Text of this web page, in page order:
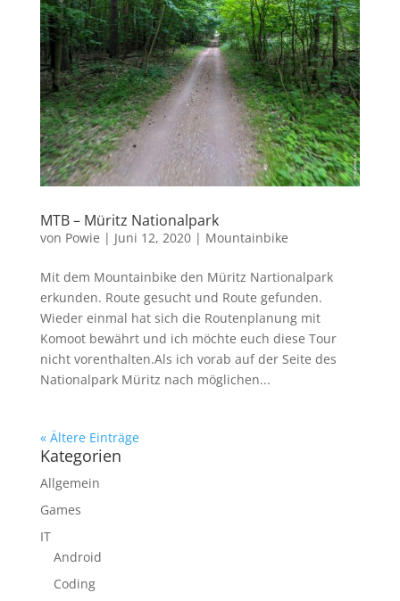
MTB – Müritz Nationalpark
von Powie | Juni 12, 2020| Mountainbike
Mit dem Mountainbike den Müritz Nartionalpark
erkunden. Route gesucht und Route gefunden.
Wieder einmal hat sich die Routenplanung mit
Komoot bewährt und ich möchte euch diese Tour
nicht vorenthalten.Als ich vorab auf der Seite des
Nationalpark Müritz nach möglichen...
« Ältere Einträge
Kategorien
Allgemein
Games
IT
Android
Coding